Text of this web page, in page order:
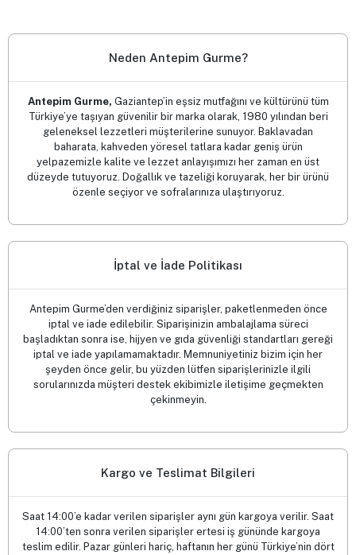
Neden Antepim Gurme?
Antepim Gurme, Gaziantep’in eşsiz mutfağını ve kültürünü tüm
Türkiye’ye taşıyan güvenilir bir marka olarak, 1980 yılından beri
geleneksel lezzetleri müşterilerine sunuyor. Baklavadan
baharata, kahveden yöresel tatlara kadar geniş ürün
yelpazemizle kalite ve lezzet anlayışımızı her zaman en üst
düzeyde tutuyoruz. Doğallık ve tazeliği koruyarak, her bir ürünü
özenle seçiyor ve sofralarınıza ulaştırıyoruz.
İptal ve İade Politikası
Antepim Gurme’den verdiğiniz siparişler, paketlenmeden önce
iptal ve iade edilebilir. Siparişinizin ambalajlama süreci
başladıktan sonra ise, hijyen ve gıda güvenliği standartları gereği
iptal ve iade yapılamamaktadır. Memnuniyetiniz bizim için her
şeyden önce gelir, bu yüzden lütfen siparişlerinizle ilgili
sorularınızda müşteri destek ekibimizle iletişime geçmekten
çekinmeyin.
Kargo ve Teslimat Bilgileri
Saat 14:00’e kadar verilen siparişler aynı gün kargoya verilir. Saat
14:00’ten sonra verilen siparişler ertesi iş gününde kargoya
teslim edilir. Pazar günleri hariç, haftanın her günü Türkiye’nin dört